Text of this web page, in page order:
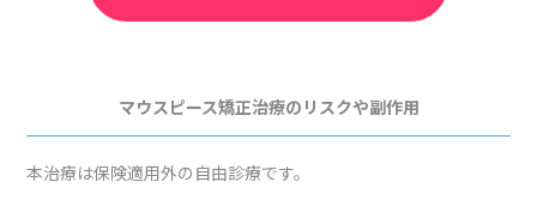
マウスピース矯正治療のリスクや副作用
本治療は保険適用外の自由診療です。